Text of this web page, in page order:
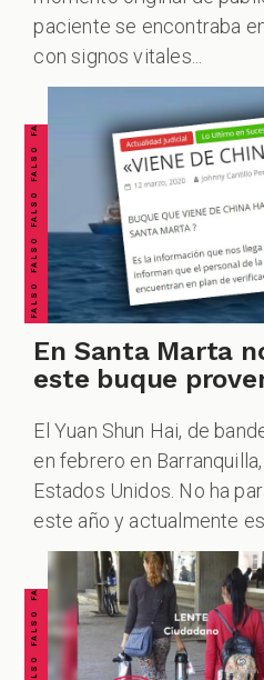
paciente se encontraba
con signos vitales...
FALSO FALSO FALSO FALSO FALSO FALSO FALSO
En Santa Marta
este buque
El Yuan Shun Hai, de
en febrero en
Estados Unidos. No ha
este año y actualmente